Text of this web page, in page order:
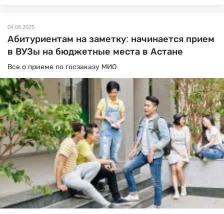
04.08.2025
Абитуриентам на заметку: начинается прием
в ВУЗы на бюджетные места в Астане
Все о приеме по госзаказу МИО.